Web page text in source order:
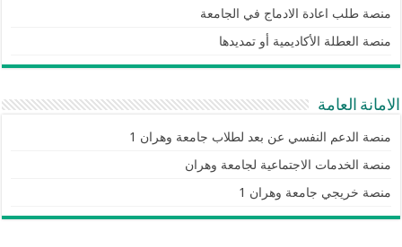
منصة طلب اعادة الادماج في الجامعة
منصة العطلة الأكاديمية أو تمديدها
الامانة العامة
منصة الدعم النفسي عن بعد لطلاب جامعة وهران 1
منصة الخدمات الاجتماعية لجامعة وهران
منصة خريجي جامعة وهران 1